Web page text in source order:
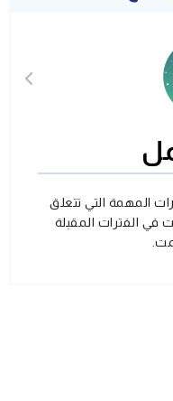
المهمة التي تتعلق
في الفترات المقبلة